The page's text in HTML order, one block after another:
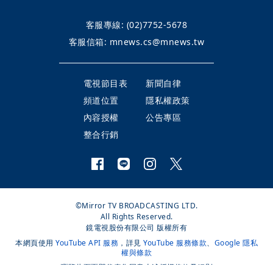
客服專線: (02)7752-5678
客服信箱: mnews.cs@mnews.tw
電視節目表
新聞自律
頻道位置
隱私權政策
內容授權
公告專區
整合行銷
©Mirror TV BROADCASTING LTD.
All Rights Reserved.
鏡電視股份有限公司 版權所有
本網頁使用 YouTube API 服務 ，詳見 YouTube 服務條款、 Google 隱私
權與條款